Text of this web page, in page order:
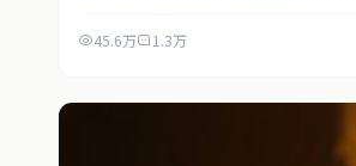
45.6万 1.3万